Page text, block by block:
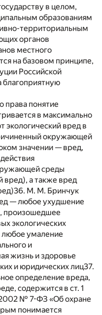
в целом,
образованиям
территориальным
органов
местного
на базовом принципе,
Российской
благоприятную
права понятие
в максимально
вред в
окружающей
значении — вред,
среды
вред), а также вред
36. М. М. Бринчук
— любое ухудшение
произошедшее
экологических
любое умаление
и
жизнь и здоровье
и юридических лиц37.
определение вреда,
содержится в ст. 1
№ 7-ФЗ «Об охране
понимается